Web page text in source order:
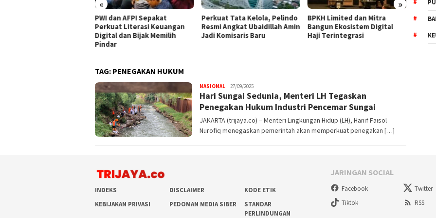
« »
PWI dan AFPI Sepakat
Perkuat Literasi Keuangan
Digital dan Bijak Memilih
Pindar
​Perkuat Tata Kelola, Pelindo
Resmi Angkat Ubaidillah Amin
Jadi Komisaris Baru
BPKH Limited dan Mitra
Bangun Ekosistem Digital
Haji Terintegrasi
WTP
TAG: PENEGAKAN HUKUM
NASIONAL Trijaya
.co
27/09/2025
Hari Sungai Sedunia, Menteri LH Tegaskan
Penegakan Hukum Industri Pencemar Sungai
JAKARTA (trijaya.co) – Menteri Lingkungan Hidup (LH), Hanif Faisol
Nurofiq menegaskan pemerintah akan memperkuat penegakan […]
INDEKS DISCLAIMER
KODE ETIK
KEBIJAKAN PRIVASI
PEDOMAN MEDIA SIBER
STANDAR
PERLINDUNGAN
JARINGAN SOCIAL
Facebook Twitter
Tiktok
RSS